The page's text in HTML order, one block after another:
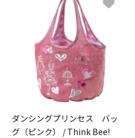
ダンシングプリンセス バッ
グ（ピンク） / Think Bee!